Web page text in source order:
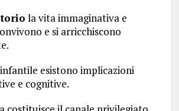
la vita immaginativa e
e si arricchiscono
esistono implicazioni
e cognitive.